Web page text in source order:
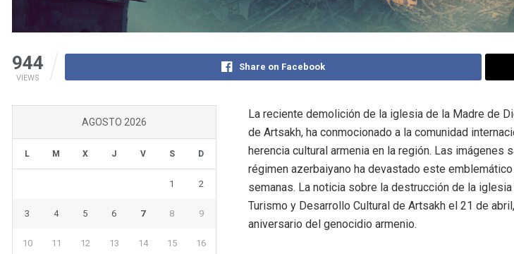
944
VIEWS
Share on Facebook
La reciente demolición de la iglesia de la Madre de
de Artsakh, ha conmocionado a la comunidad
herencia cultural armenia en la región. Las imágenes
régimen azerbaiyano ha devastado este
semanas. La noticia sobre la destrucción de la
Turismo y Desarrollo Cultural de Artsakh el 21 de
aniversario del genocidio armenio.
AGOSTO 2026
L M X J V S D
1 2
3 4 5 6 7 8 9
10 11 12 13 14 15 16